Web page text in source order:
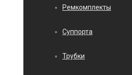
Ремкомплекты
Суппорта
Трубки